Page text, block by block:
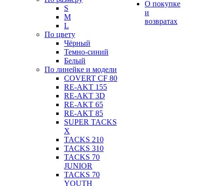
S
M
L
По цвету
Чёрный
Темно-синий
Белый
По линейке и модели
COVERT CF 80
RE-AKT 155
RE-AKT 3D
RE-AKT 65
RE-AKT 85
SUPER TACKS
X
TACKS 210
TACKS 310
TACKS 70
JUNIOR
TACKS 70
YOUTH
О покупке
и
возвратах